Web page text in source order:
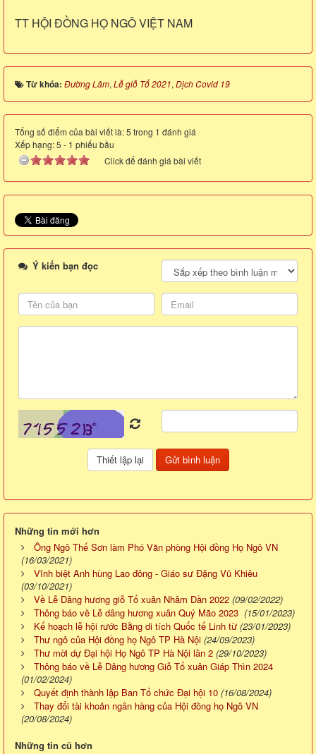
TT HỘI ĐỒNG HỌ NGÔ VIỆT NAM
Từ khóa: Đường Lâm,Lễ giỗ Tổ 2021,Dịch Covid 19
Tổng số điểm của bài viết là: 5 trong 1 đánh giá
Xếp hạng:5 - 1 phiếu bầu
Click để đánh giá bài viết
Ý kiến bạn đọc
Những tin mới hơn
Ông Ngô Thế Sơn làm Phó Văn phòng Hội đồng Họ Ngô VN
(16/03/2021)
Vĩnh biệt Anh hùng Lao đông - Giáo sư Đặng Vũ Khiêu
(03/10/2021)
Về Lễ Dâng hương giỗ Tổ xuân Nhâm Dần 2022 (09/02/2022)
Thông báo về Lễ dâng hương xuân Quý Mão 2023 (15/01/2023)
Kế hoạch lễ hội rước Bằng di tích Quốc tế Linh từ (23/01/2023)
Thư ngỏ của Hội đồng họ Ngô TP Hà Nội (24/09/2023)
Thư mời dự Đại hội Họ Ngô TP Hà Nội lần 2 (29/10/2023)
Thông báo về Lễ Dâng hương Giỗ Tổ xuân Giáp Thìn 2024
(01/02/2024)
Quyết định thành lập Ban Tổ chức Đại hội 10 (16/08/2024)
Thay đổi tài khoản ngân hàng của Hội đồng họ Ngô VN
(20/08/2024)
Những tin cũ hơn